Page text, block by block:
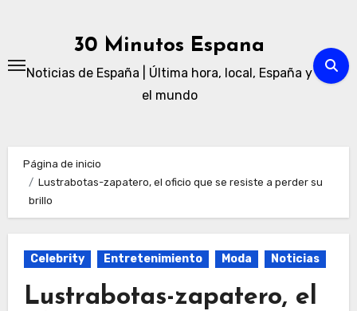
30 Minutos Espana
Noticias de España | Última hora, local, España y
el mundo
Página de inicio
Lustrabotas-zapatero, el oficio que se resiste a perder su
brillo
Celebrity Entretenimiento Moda Noticias
Lustrabotas-zapatero, el